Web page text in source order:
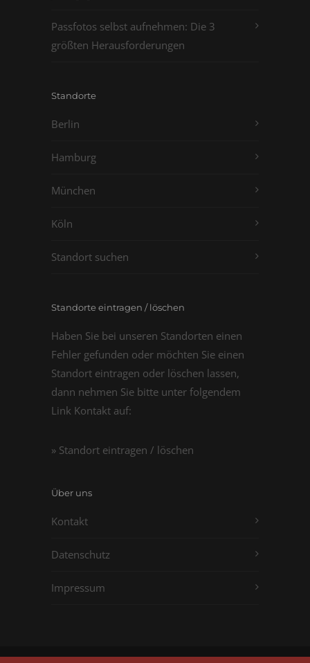
Passfotos selbst aufnehmen: Die 3
größten Herausforderungen
Standorte
Berlin
Hamburg
München
Köln
Standort suchen
Standorte eintragen / löschen
Haben Sie bei unseren Standorten einen
Fehler gefunden oder möchten Sie einen
Standort eintragen oder löschen lassen,
dann nehmen Sie bitte unter folgendem
Link Kontakt auf:
» Standort eintragen / löschen
Über uns
Kontakt
Datenschutz
Impressum